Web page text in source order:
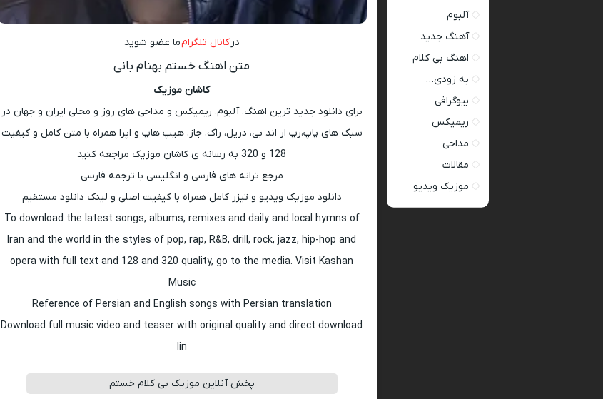
درکانال تلگرامما عضو شوید
متن اهنگ خستم بهنام بانی
کاشان موزیک
برای دانلود جدید ترین اهنگ، آلبوم، ریمیکس و مداحی های روز و محلی ایران و جهان در
سبک های پاپ،رپ ار اند بی، دریل، راک، جاز، هیپ هاپ و اپرا همراه با متن کامل و کیفیت
128 و 320 به رسانه ی کاشان موزیک مراجعه کنید
مرجع ترانه های فارسی و انگلیسی با ترجمه فارسی
دانلود موزیک ویدیو و تیزر کامل همراه با کیفیت اصلی و لینک دانلود مستقیم
To download the latest songs, albums, remixes and daily and local hymns of
Iran and the world in the styles of pop, rap, R&B, drill, rock, jazz, hip-hop and
opera with full text and 128 and 320 quality, go to the media. Visit Kashan
Music
Reference of Persian and English songs with Persian translation
Download full music video and teaser with original quality and direct download
lin
پخش آنلاین موزیک بی کلام خستم
آلبوم
آهنگ جدید
اهنگ بی کلام
به زودی…
بیوگرافی
ریمیکس
مداحی
مقالات
موزیک ویدیو